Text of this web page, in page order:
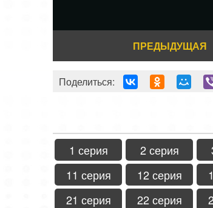
ПРЕДЫДУЩАЯ
Поделиться:
1 серия 2 серия
11 серия
12 серия
21 серия
22 серия